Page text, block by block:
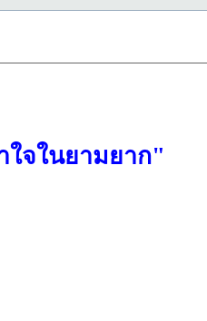
ใจในยามยาก"